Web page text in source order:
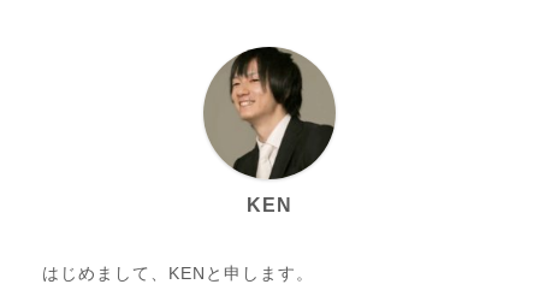
KEN
はじめまして、KENと申します。